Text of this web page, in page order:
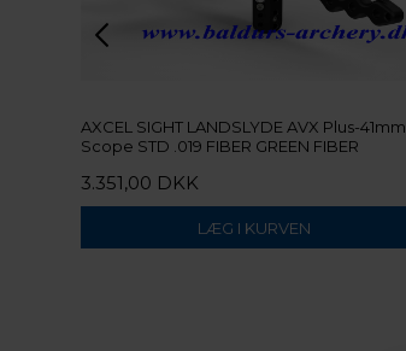
AXCEL SIGHT LANDSLYDE AVX Plus-41mm
Scope STD .019 FIBER GREEN FIBER
3.351,00 DKK